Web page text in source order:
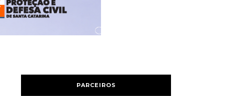
PARCEIROS